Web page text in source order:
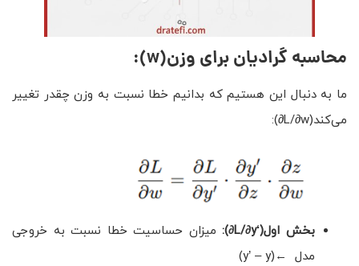
محاسبه گرادیان برای وزن(w)
:
ما به دنبال این هستیم که بدانیم خطا نسبت به وزن چقدر تغییر
می‌کند(L/∂w∂):
بخش اول(‘L/∂y∂):
میزان حساسیت خطا نسبت به خروجی
مدل ←(y’ – y)